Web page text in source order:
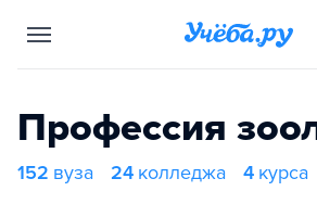
Профессия
152 вуза 24 колледжа 4 курса